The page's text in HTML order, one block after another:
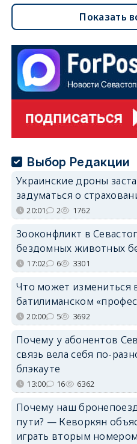
Показать
Выбор Редакции
Украинские дроны
задуматься о
20:01 2 1762
Зооконфликт в
бездомных животных
17:02 6 3301
Что может измениться
батилиманском
20:00 5 3692
Почему у абонентов
связь вела себя по-
блэкауте
13:00 16 6362
Почему наш
пути? — Кеворкян
играть вторым номером